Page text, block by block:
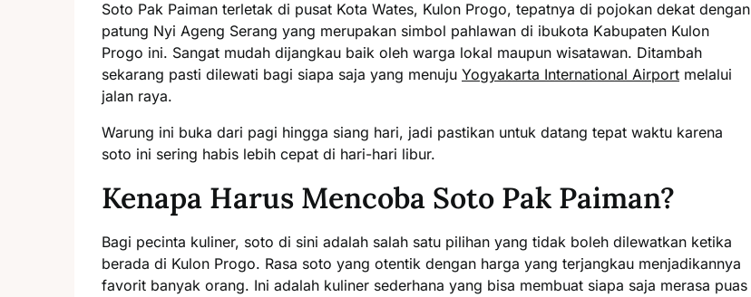
Soto Pak Paiman terletak di pusat Kota Wates, Kulon Progo, tepatnya di pojokan dekat dengan
patung Nyi Ageng Serang yang merupakan simbol pahlawan di ibukota Kabupaten Kulon
Progo ini. Sangat mudah dijangkau baik oleh warga lokal maupun wisatawan. Ditambah
sekarang pasti dilewati bagi siapa saja yang menuju Yogyakarta International Airport melalui
jalan raya.
Warung ini buka dari pagi hingga siang hari, jadi pastikan untuk datang tepat waktu karena
soto ini sering habis lebih cepat di hari-hari libur.
Kenapa Harus Mencoba Soto Pak Paiman?
Bagi pecinta kuliner, soto di sini adalah salah satu pilihan yang tidak boleh dilewatkan ketika
berada di Kulon Progo. Rasa soto yang otentik dengan harga yang terjangkau menjadikannya
favorit banyak orang. Ini adalah kuliner sederhana yang bisa membuat siapa saja merasa puas